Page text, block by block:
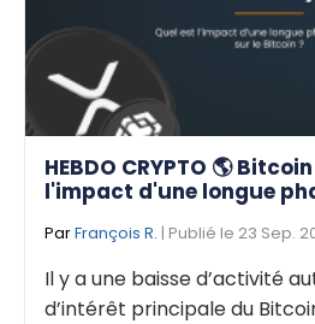
HEBDO CRYPTO 🌎
l'impact d'une longue
ParFrançois R. | Publié le 23 Sep.
Il y a une baisse d’activité
d’intérêt principale du